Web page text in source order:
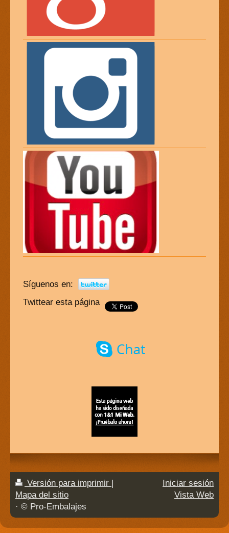
Síguenos en:
Twittear esta página
Versión para imprimir |
Mapa del sitio
· © Pro-Embalajes
Iniciar sesión
Vista Web